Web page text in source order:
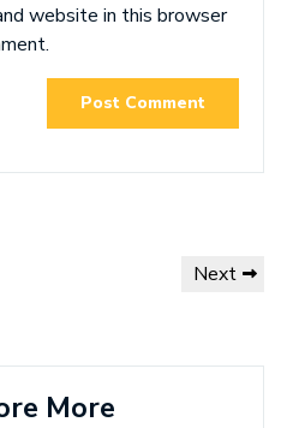
website in this browser
Next
Next
More